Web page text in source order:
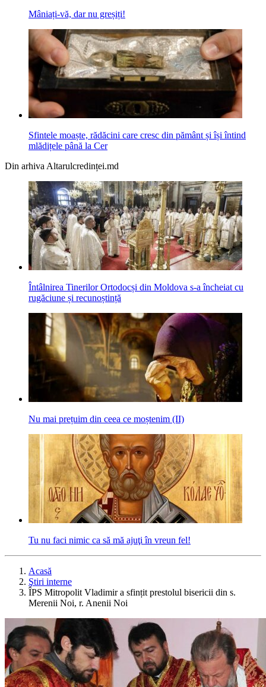
Mâniați-vă, dar nu greșiți!
Sfintele moaște, rădăcini care cresc din pământ și își întind
mlădițele până la Cer
Din arhiva Altarulcredinței.md
Întâlnirea Tinerilor Ortodocși din Moldova s-a încheiat cu
rugăciune și recunoștință
Nu mai prețuim din ceea ce moștenim (II)
Tu nu faci nimic ca să mă ajuţi în vreun fel!
Acasă
Ştiri interne
ÎPS Mitropolit Vladimir a sfințit prestolul bisericii din s.
Merenii Noi, r. Anenii Noi